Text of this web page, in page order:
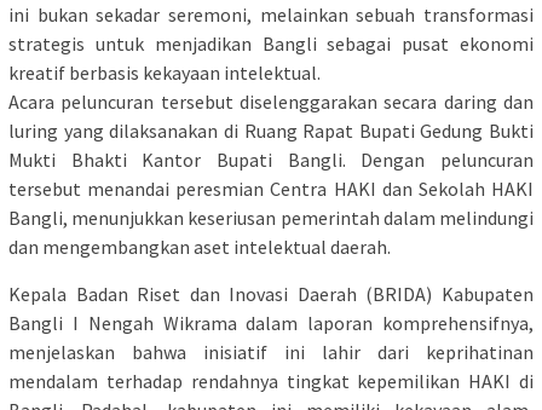
ini bukan sekadar seremoni, melainkan sebuah transformasi
strategis untuk menjadikan Bangli sebagai pusat ekonomi
kreatif berbasis kekayaan intelektual.
Acara peluncuran tersebut diselenggarakan secara daring dan
luring yang dilaksanakan di Ruang Rapat Bupati Gedung Bukti
Mukti Bhakti Kantor Bupati Bangli. Dengan peluncuran
tersebut menandai peresmian Centra HAKI dan Sekolah HAKI
Bangli, menunjukkan keseriusan pemerintah dalam melindungi
dan mengembangkan aset intelektual daerah.
Kepala Badan Riset dan Inovasi Daerah (BRIDA) Kabupaten
Bangli I Nengah Wikrama dalam laporan komprehensifnya,
menjelaskan bahwa inisiatif ini lahir dari keprihatinan
mendalam terhadap rendahnya tingkat kepemilikan HAKI di